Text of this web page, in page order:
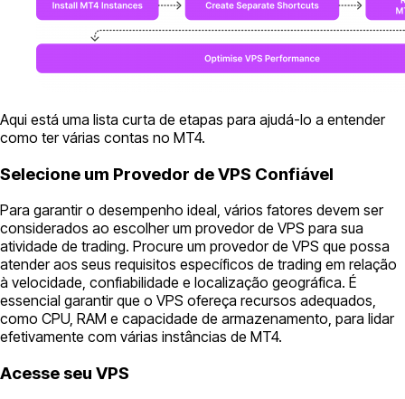
Aqui está uma lista curta de etapas para ajudá-lo a entender
como ter várias contas no MT4.
Selecione um Provedor de VPS Confiável
Para garantir o desempenho ideal, vários fatores devem ser
considerados ao escolher um provedor de VPS para sua
atividade de trading. Procure um provedor de VPS que possa
atender aos seus requisitos específicos de trading em relação
à velocidade, confiabilidade e localização geográfica. É
essencial garantir que o VPS ofereça recursos adequados,
como CPU, RAM e capacidade de armazenamento, para lidar
efetivamente com várias instâncias de MT4.
Acesse seu VPS